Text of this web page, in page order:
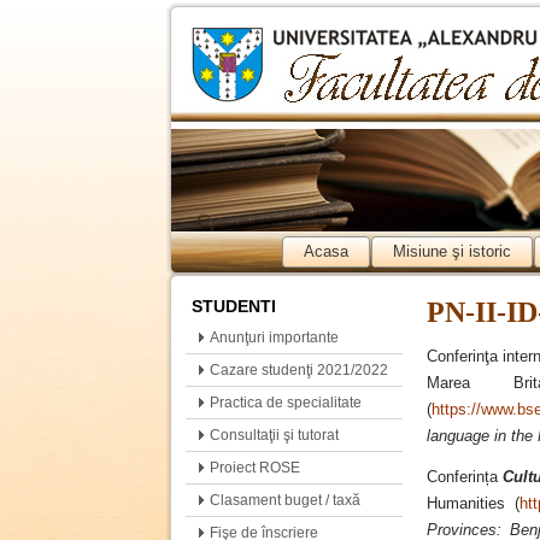
Acasa Misiune şi istoric
STUDENTI
Anunţuri importante
Cazare studenţi 2021/2022
Practica de specialitate
Consultaţii şi tutorat
Proiect ROSE
Clasament buget / taxă
Fişe de înscriere
PN-II-
Conferinţa
Marea
(https://
language in the
Conferința
Humanities (
Provinces: